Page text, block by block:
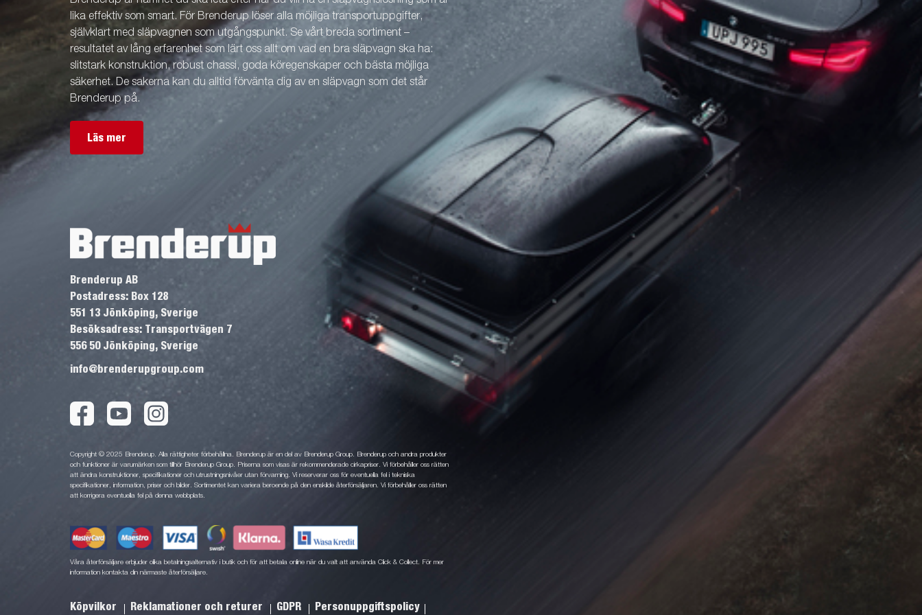
lika effektiv som smart. För Brenderup löser alla möjliga transportuppgifter,
självklart med släpvagnen som utgångspunkt. Se vårt breda sortiment –
resultatet av lång erfarenhet som lärt oss allt om vad en bra släpvagn ska ha:
slitstark konstruktion, robust chassi, goda köregenskaper och bästa möjliga
säkerhet. De sakerna kan du alltid förvänta dig av en släpvagn som det står
Brenderup på.
Läs mer
Brenderup AB
Postadress: Box 128
551 13 Jönköping, Sverige
Besöksadress: Transportvägen 7
556 50 Jönköping, Sverige
info@brenderupgroup.com
Copyright © 2025 Brenderup. Alla rättigheter förbehållna. Brenderup är en del av Brenderup Group. Brenderup och andra produkter
och funktioner är varumärken som tillhör Brenderup Group. Priserna som visas är rekommenderade cirkapriser. Vi förbehåller oss rätten
att ändra konstruktioner, specifikationer och utrustningsnivåer utan förvarning. Vi reserverar oss för eventuella fel i tekniska
specifikationer, information, priser och bilder. Sortimentet kan variera beroende på den enskilde återförsäljaren. Vi förbehåller oss rätten
att korrigera eventuella fel på denna webbplats.
Våra återförsäljare erbjuder olika betalningsalternativ i butik och för att betala online när du valt att använda Click & Collect. För mer
information kontakta din närmaste återförsäljare.
Köpvilkor Reklamationer och returer GDPR Personuppgiftspolicy